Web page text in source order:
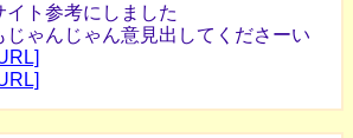
イト参考にしました
じゃんじゃん意見出してくださーい